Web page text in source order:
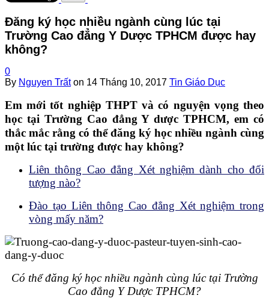
Đăng ký học nhiều ngành cùng lúc tại
Trường Cao đẳng Y Dược TPHCM được hay
không?
0
By Nguyen Trất on 14 Tháng 10, 2017 Tin Giáo Dục
Em mới tốt nghiệp THPT và có nguyện vọng theo
học tại Trường Cao đẳng Y dược TPHCM, em có
thắc mắc rằng có thể đăng ký học nhiều ngành cùng
một lúc tại trường được hay không?
Liên thông Cao đẳng Xét nghiệm dành cho đối
tượng nào?
Đào tạo Liên thông Cao đẳng Xét nghiệm trong
vòng mấy năm?
Có thể đăng ký học nhiều ngành cùng lúc tại Trường
Cao đẳng Y Dược TPHCM?